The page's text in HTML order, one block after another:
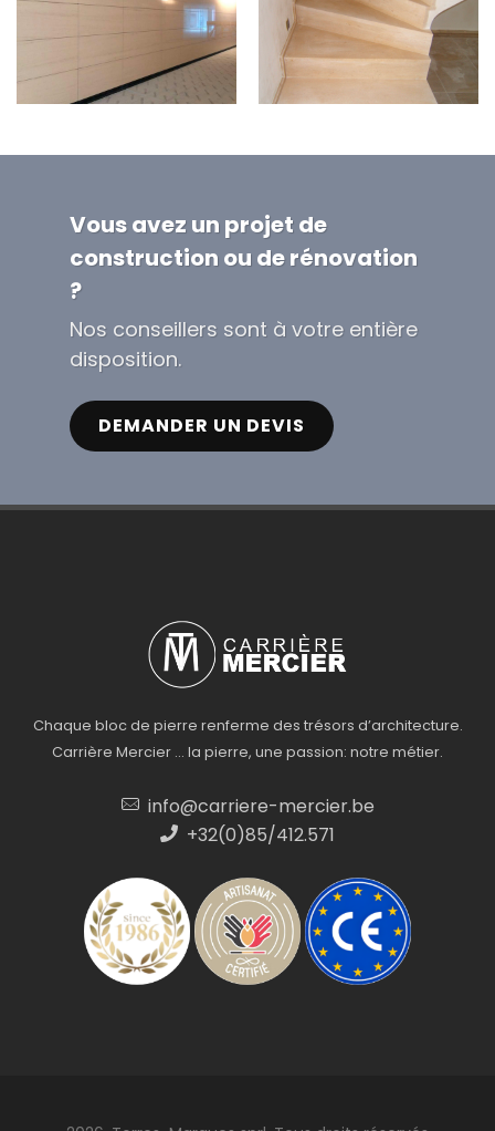
Vous avez un projet de
construction ou de rénovation
?
Nos conseillers sont à votre entière
disposition.
DEMANDER UN DEVIS
Chaque bloc de pierre renferme des trésors d’architecture.
Carrière Mercier … la pierre, une passion: notre métier.
info@carriere-mercier.be
+32(0)85/412.571